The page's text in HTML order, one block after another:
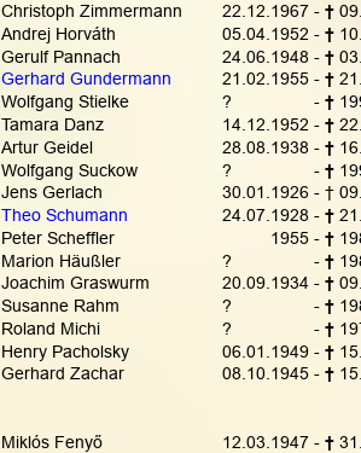
Christoph Zimmermann
Andrej Horváth
Gerulf Pannach
Gerhard Gundermann
Wolfgang Stielke
Tamara Danz
Artur Geidel
Wolfgang Suckow
Jens Gerlach
Theo Schumann
Peter Scheffler
Marion Häußler
Joachim Graswurm
Susanne Rahm
Roland Michi
Henry Pacholsky
Gerhard Zachar
Miklós Fenyő
22.12.1967 - †
05.04.1952 - †
24.06.1948 - †
21.02.1955 - †
?                 - †
14.12.1952 - †
28.08.1938 - †
?                 - †
30.01.1926 - †
24.07.1928 - †
          1955 -
†
?                 - †
20.09.1934 - †
?                 - †
?                 - †
06.01.1949 - †
08.10.1945 - †
12.03.1947 - †